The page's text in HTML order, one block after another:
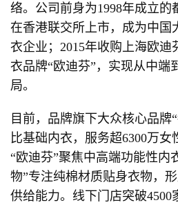
络。公司前身为1998年成立的
在香港联交所上市，成为中国
衣企业；2015年收购上海欧迪
衣品牌“欧迪芬”，实现从中端
局。
目前，品牌旗下大众核心品牌
比基础内衣，服务超6300万
“欧迪芬”聚焦中高端功能性内
物”专注纯棉材质贴身衣物，
供给能力。线下门店突破